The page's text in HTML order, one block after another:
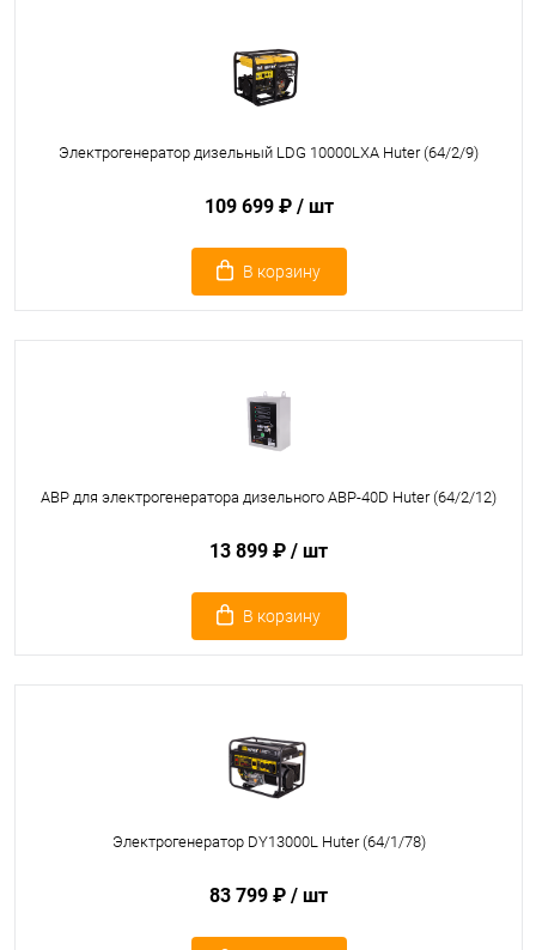
Электрогенератор дизельный LDG 10000LXА Huter (64/2/9)
109 699 ₽ / шт
В корзину
АВР для электрогенератора дизельного АВР-40D Huter (64/2/12)
13 899 ₽ / шт
В корзину
Электрогенератор DY13000L Huter (64/1/78)
83 799 ₽ / шт